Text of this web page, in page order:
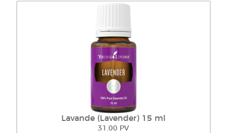
Lavande (Lavender) 15 ml
31.00 PV